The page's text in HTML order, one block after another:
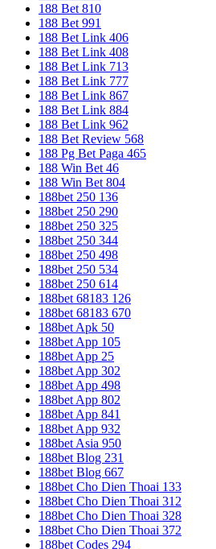
188 Bet 810
188 Bet 991
188 Bet Link 406
188 Bet Link 408
188 Bet Link 713
188 Bet Link 777
188 Bet Link 867
188 Bet Link 884
188 Bet Link 962
188 Bet Review 568
188 Pg Bet Paga 465
188 Win Bet 46
188 Win Bet 804
188bet 250 136
188bet 250 290
188bet 250 325
188bet 250 344
188bet 250 498
188bet 250 534
188bet 250 614
188bet 68183 126
188bet 68183 670
188bet Apk 50
188bet App 105
188bet App 25
188bet App 302
188bet App 498
188bet App 802
188bet App 841
188bet App 932
188bet Asia 950
188bet Blog 231
188bet Blog 667
188bet Cho Dien Thoai 133
188bet Cho Dien Thoai 312
188bet Cho Dien Thoai 328
188bet Cho Dien Thoai 372
188bet Codes 294